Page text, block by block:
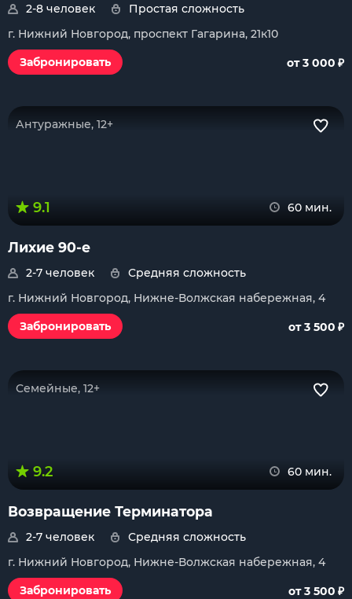
2-8 человек
Простая сложность
г. Нижний Новгород, проспект Гагарина, 21к10
Забронировать
от 3 000 ₽
Антуражные, 12+
9.1 60 мин.
Лихие 90-е
2-7 человек
Средняя сложность
г. Нижний Новгород, Нижне-Волжская набережная, 4
Забронировать
от 3 500 ₽
Семейные, 12+
9.2 60 мин.
Возвращение Терминатора
2-7 человек
Средняя сложность
г. Нижний Новгород, Нижне-Волжская набережная, 4
Забронировать
от 3 500 ₽